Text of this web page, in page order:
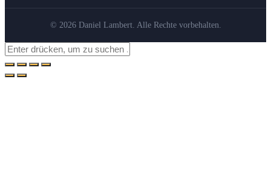
© 2026 Daniel Lambert. Alle Rechte vorbehalten.